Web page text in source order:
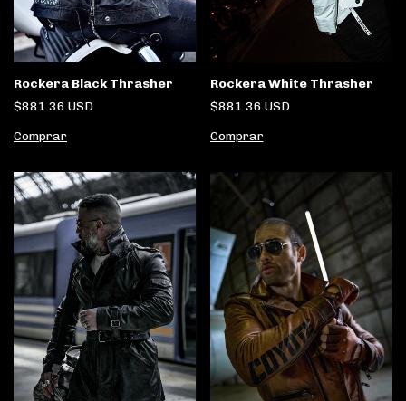
Rockera Black Thrasher
$881.36 USD
Comprar
Rockera White Thrasher
$881.36 USD
Comprar